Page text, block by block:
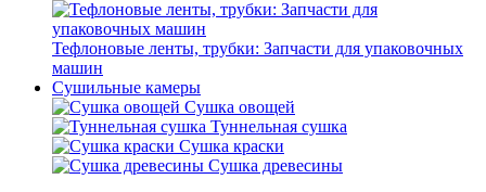
Тефлоновые ленты, трубки: Запчасти для упаковочных
машин
Сушильные камеры
Сушка овощей
Туннельная сушка
Сушка краски
Сушка древесины